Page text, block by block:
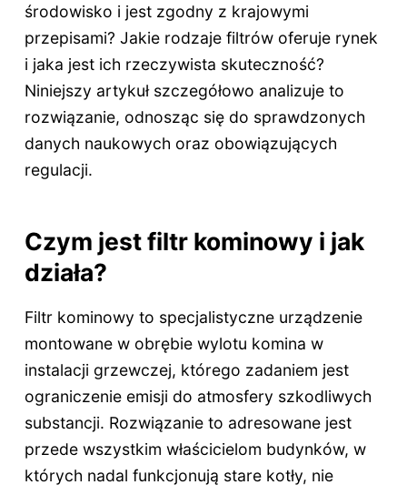
środowisko i jest zgodny z krajowymi
przepisami? Jakie rodzaje filtrów oferuje rynek
i jaka jest ich rzeczywista skuteczność?
Niniejszy artykuł szczegółowo analizuje to
rozwiązanie, odnosząc się do sprawdzonych
danych naukowych oraz obowiązujących
regulacji.
Czym jest filtr kominowy i jak
działa?
Filtr kominowy to specjalistyczne urządzenie
montowane w obrębie wylotu komina w
instalacji grzewczej, którego zadaniem jest
ograniczenie emisji do atmosfery szkodliwych
substancji. Rozwiązanie to adresowane jest
przede wszystkim właścicielom budynków, w
których nadal funkcjonują stare kotły, nie